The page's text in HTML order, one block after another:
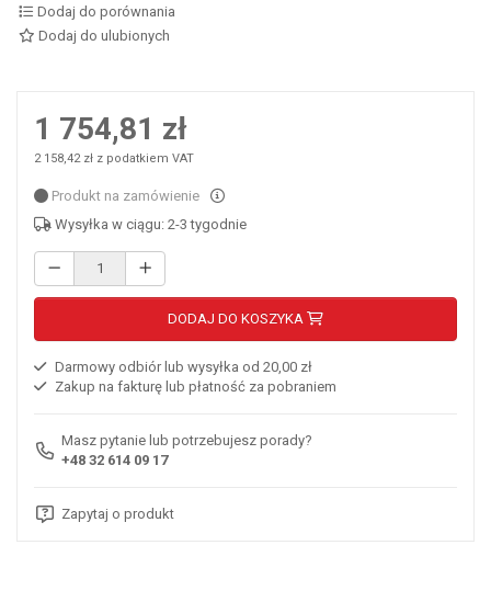
Dodaj do porównania
Dodaj do ulubionych
1 754,81 zł
2 158,42 zł z podatkiem VAT
Produkt na zamówienie
Wysyłka w ciągu: 2-3 tygodnie
DODAJ DO KOSZYKA
Darmowy odbiór lub wysyłka od 20,00 zł
Zakup na fakturę lub płatność za pobraniem
Masz pytanie lub potrzebujesz porady?
+48 32 614 09 17
Zapytaj o produkt